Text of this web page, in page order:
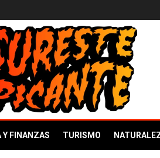
Y FINANZAS TURISMO